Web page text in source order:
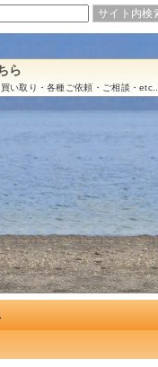
ら
い取り・各種ご依頼・ご相談・etc...